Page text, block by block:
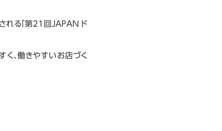
れる「第21回JAPAN ド
、働きやすいお店づく